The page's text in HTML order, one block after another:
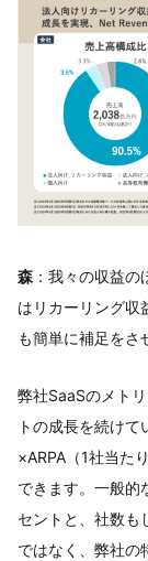
森 ：我々の収益
はリカーリング収
も簡単に補足をさ
弊社SaaSのメト
トの成長を続け
×ARPA（1社当た
できます。一般的
セントと、社数も
ではなく、弊社の